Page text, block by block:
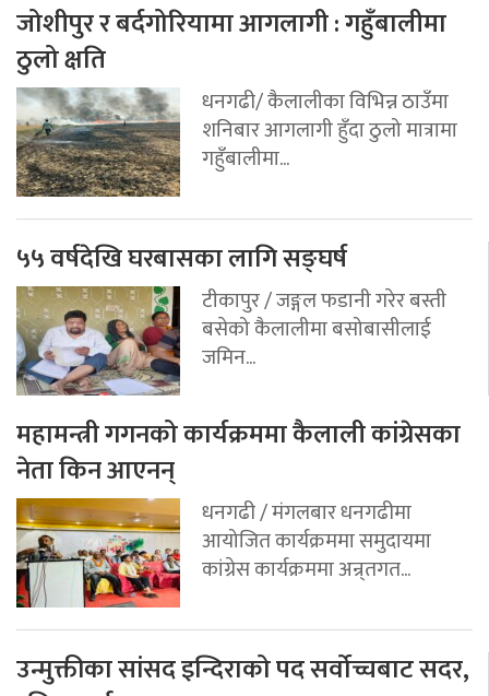
जोशीपुर र बर्दगोरियामा आगलागी : गहुँबालीमा
ठुलो क्षति
धनगढी/ कैलालीका विभिन्न ठाउँमा
शनिबार आगलागी हुँदा ठुलो मात्रामा
गहुँबालीमा...
५५ वर्षदेखि घरबासका लागि सङ्घर्ष
टीकापुर / जङ्गल फडानी गरेर बस्ती
बसेको कैलालीमा बसोबासीलाई
जमिन...
महामन्त्री गगनको कार्यक्रममा कैलाली कांग्रेसका
नेता किन आएनन्
धनगढी / मंगलबार धनगढीमा
आयोजित कार्यक्रममा समुदायमा
कांग्रेस कार्यक्रममा अन्र्तगत...
उन्मुक्तीका सांसद इन्दिराको पद सर्वोच्चबाट सदर,